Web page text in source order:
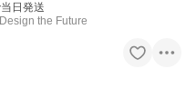
日発送
the Future